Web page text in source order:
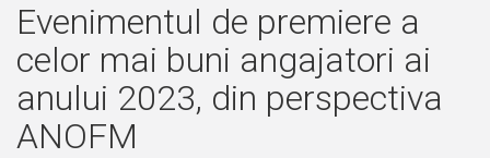
Evenimentul de premiere a
celor mai buni angajatori ai
anului 2023, din perspectiva
ANOFM